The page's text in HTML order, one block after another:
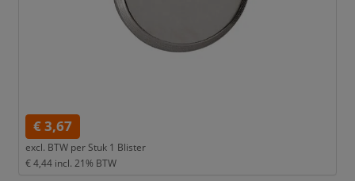
€ 3,67
excl. BTW per Stuk 1 Blister
€ 4,44 incl. 21% BTW